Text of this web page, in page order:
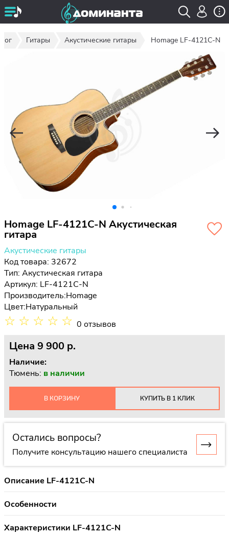
Гитары Акустические гитары Homage LF-4121C-N
Homage LF-4121C-N Акустическая
гитара
Акустические гитары
Код товара: 32672
Тип: Акустическая гитара
Артикул: LF-4121C-N
Производитель:Homage
Цвет:Натуральный
☆ ☆ ☆ ☆ ☆ 0 отзывов
Цена 9 900 p.
Наличие:
Тюмень: в наличии
В КОРЗИНУ КУПИТЬ В 1 КЛИК
Остались вопросы?
Получите консультацию нашего специалиста
Описание LF-4121C-N
Особенности
Характеристики LF-4121C-N